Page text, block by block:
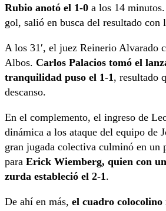
Rubio anotó el 1-0 a los 14
gol, salió en busca del resultado con
A los 31′, el juez Reinerio Alvarado
Albos. Carlos Palacios tomó el
tranquilidad puso el 1-1, resultado
descanso.
En el complemento, el ingreso de
dinámica a los ataque del equipo de
gran jugada colectiva culminó en un
para Erick Wiemberg, quien con
zurda estableció el 2-1.
De ahí en más, el cuadro